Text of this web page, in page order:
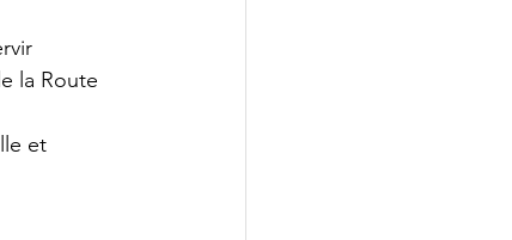
la Route
et